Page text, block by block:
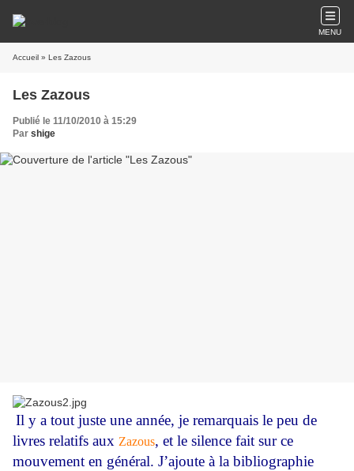
MENU
Accueil » Les Zazous
Les Zazous
Publié le 11/10/2010 à 15:29
Par shige
Il y a tout juste une année, je remarquais le peu de
livres relatifs aux Zazous, et le silence fait sur ce
mouvement en général. J’ajoute à la bibliographie